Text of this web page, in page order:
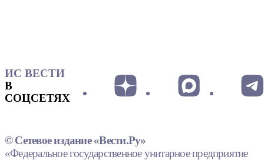
ИС ВЕСТИ
В
СОЦСЕТЯХ
© Сетевое издание «Вести.Ру»
«Федеральное государственное унитарное предприятие